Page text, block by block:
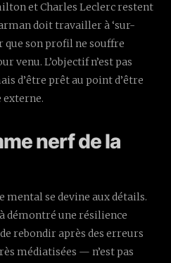
et Charles Leclerc restent
doit travailler à ‘sur-
que son profil ne souffre
venu. L’objectif n’est pas
d’être prêt au point d’être
nerf de la
mental se devine aux détails.
démontré une résilience
rebondir après des erreurs
médiatisées — n’est pas